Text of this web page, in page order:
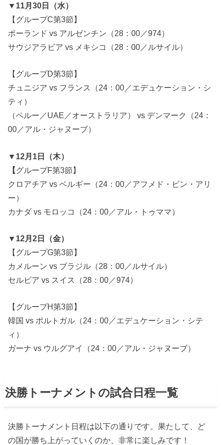
▼11月30日（水）
【グループC第3節】
ポーランド vs アルゼンチン（28：00／974）
サウジアラビア vs メキシコ（28：00／ルサイル）
【グループD第3節】
チュニジア vs フランス（24：00／エデュケーション・シ
ティ）
（ペルー／UAE／オーストラリア） vs デンマーク（24：
00／アル・ジャヌーブ）
▼12月1日（木）
【グループF第3節】
クロアチア vs ベルギー（24：00／アフメド・ビン・アリ
ー）
カナダ vs モロッコ（24：00／アル・トゥママ）
▼12月2日（金）
【グループG第3節】
カメルーン vs ブラジル（28：00／ルサイル）
セルビア vs スイス（28：00／974）
【グループH第3節】
韓国 vs ポルトガル（24：00／エデュケーション・シテ
ィ）
ガーナ vs ウルグアイ（24：00／アル・ジャヌーブ）
決勝トーナメントの試合日程一覧
決勝トーナメント日程は以下の通りです。果たして、ど
の国が勝ち上がっていくのか、非常に楽しみです！